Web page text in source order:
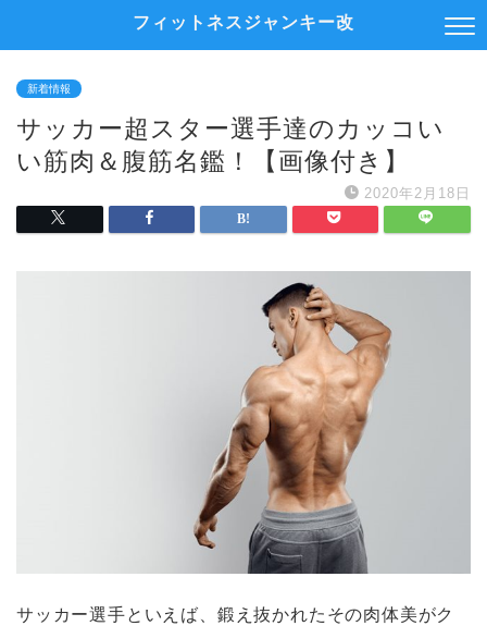
フィットネスジャンキー改
新着情報
サッカー超スター選手達のカッコい
い筋肉＆腹筋名鑑！【画像付き】
2020年2月18日
サッカー選手といえば、鍛え抜かれたその肉体美がク